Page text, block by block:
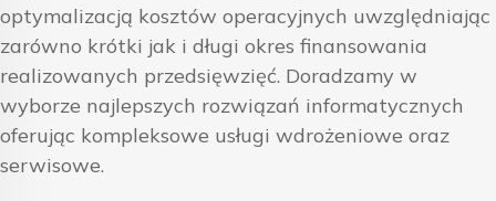
optymalizacją kosztów operacyjnych uwzględniając
zarówno krótki jak i długi okres finansowania
realizowanych przedsięwzięć. Doradzamy w
wyborze najlepszych rozwiązań informatycznych
oferując kompleksowe usługi wdrożeniowe oraz
serwisowe.